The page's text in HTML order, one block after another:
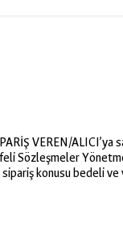
VEREN/
Sözleşmeler
sipariş konusu bedeli